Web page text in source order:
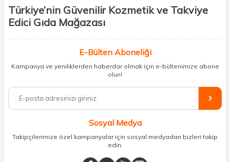
Türkiye’nin Güvenilir Kozmetik ve Takviye
Edici Gıda Mağazası
kişisel bakım hem de takviye edici gıda ürünlerini sizlerle
buluşturuyoruz. Artık mağaza mağaza dolaşmanıza gerek yok;
ihtiyacınız olan her şeyi tek bir çatı altında topluyor ve kapınıza kadar
%100 orijinal kozmetik ve sağlık ürünleriyle güzelliğinizi tamamlayabilir,
vücudunuzu desteklemek için güvenilir takviye edici gıdalara
minerallere kadar binlerce ürünü uygun fiyat ve hızlı kargo avantajıyla
sunuyoruz.
E-Bülten Aboneliği
Kampanya ve yeniliklerden haberdar olmak için e-bültenimize abone
olun!
Sosyal Medya
Takipçilerimize özel kampanyalar için sosyal medyadan bizleri takip
edin.